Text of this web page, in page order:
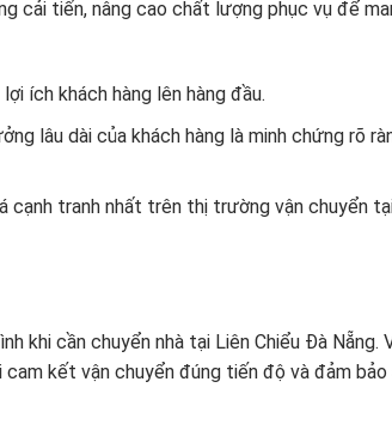
cải tiến, nâng cao chất lượng phục vụ để
ích khách hàng lên hàng đầu.
lâu dài của khách hàng là minh chứng rõ
cạnh tranh nhất trên thị trường vận chuyển
khi cần chuyển nhà tại Liên Chiểu Đà Nẵng.
cam kết vận chuyển đúng tiến độ và đảm bảo